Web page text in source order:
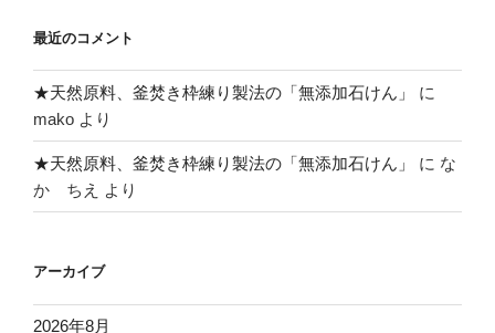
最近のコメント
★天然原料、釜焚き枠練り製法の「無添加石けん」
に
mako より
★天然原料、釜焚き枠練り製法の「無添加石けん」 に な
か ちえ
より
アーカイブ
2026年8月